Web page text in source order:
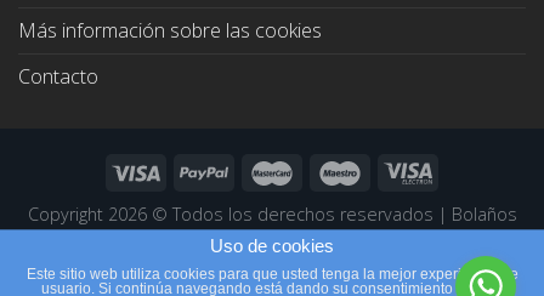
Más información sobre las cookies
Contacto
Copyright 2026 © Todos los derechos reservados | Bolaños
Páginas Web Profesionales
Uso de cookies
Este sitio web utiliza cookies para que usted tenga la mejor experiencia de
usuario. Si continúa navegando está dando su consentimiento para la